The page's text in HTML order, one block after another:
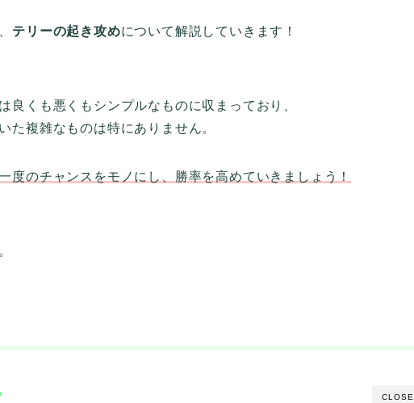
テリーの起き攻めについて解説していきます！
良くも悪くもシンプルなものに収まっており、
た複雑なものは特にありません。
度のチャンスをモノにし、勝率を高めていきましょう！
CLOSE